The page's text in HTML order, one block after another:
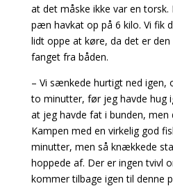
at det måske ikke var en
pæn havkat op på 6 kilo. Vi fik
lidt oppe at køre, da det er
fanget fra båden.
– Vi sænkede hurtigt ned igen,
to minutter, før jeg havde hug
at jeg havde fat i bunden,
Kampen med en virkelig god
minutter, men så knækkede
hoppede af. Der er ingen tvivl
kommer tilbage igen til denne